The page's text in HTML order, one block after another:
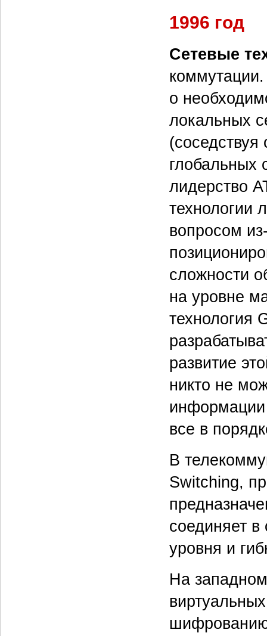
1996 год
Сетевые
о
локальных
глобальных
лидерство
технологии
вопросом
сложности
на уровне
технология
развитие
никто не
информации
все в
В
Switching,
соединяет в
уровня и
На
шифрованию